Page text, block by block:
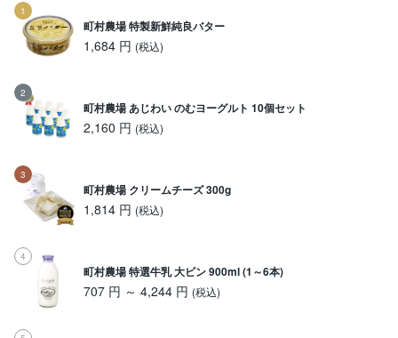
町村農場 特製新鮮純良バター
1,684 円 (税込)
町村農場 あじわい のむヨーグルト 10個セット
2,160 円 (税込)
町村農場 クリームチーズ 300g
1,814 円 (税込)
町村農場 特選牛乳 大ビン 900ml (1～6本)
707 円 ～ 4,244 円 (税込)